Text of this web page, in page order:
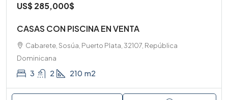
US$285,000$
CASAS CON PISCINA EN VENTA
Cabarete, Sosúa, Puerto Plata, 32107, República
Dominicana
3 2 210 m2